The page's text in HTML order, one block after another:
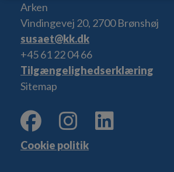
Arken
Vindingevej 20, 2700 Brønshøj
susaet@kk.dk
+45 61 22 04 66
Tilgængelighedserklæring
Sitemap
Cookie politik